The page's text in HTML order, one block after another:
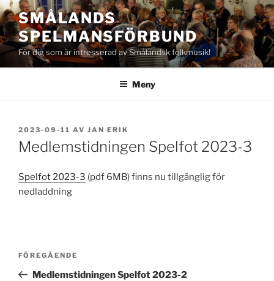
Hoppa
till
innehåll
SMÅLANDS
SPELMANSFÖRBUND
För dig som är intresserad av Småländsk folkmusik!
Meny
PUBLICERAT
2023-09-11 AV JAN ERIK
Medlemstidningen Spelfot 2023-3
Spelfot 2023-3 (pdf 6MB) finns nu tillgänglig för
nedladdning
Inläggsnavigering
Föregående
inlägg
FÖREGÅENDE
Medlemstidningen Spelfot 2023-2